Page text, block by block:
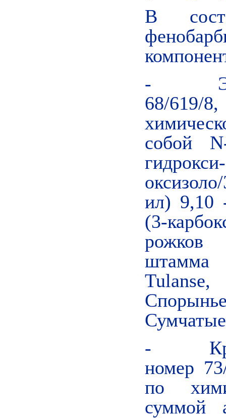
В
-
68/619/
собой
ил) 9,10
(3-
рожков
штамма
Tulanse,
-
номер
по
суммой